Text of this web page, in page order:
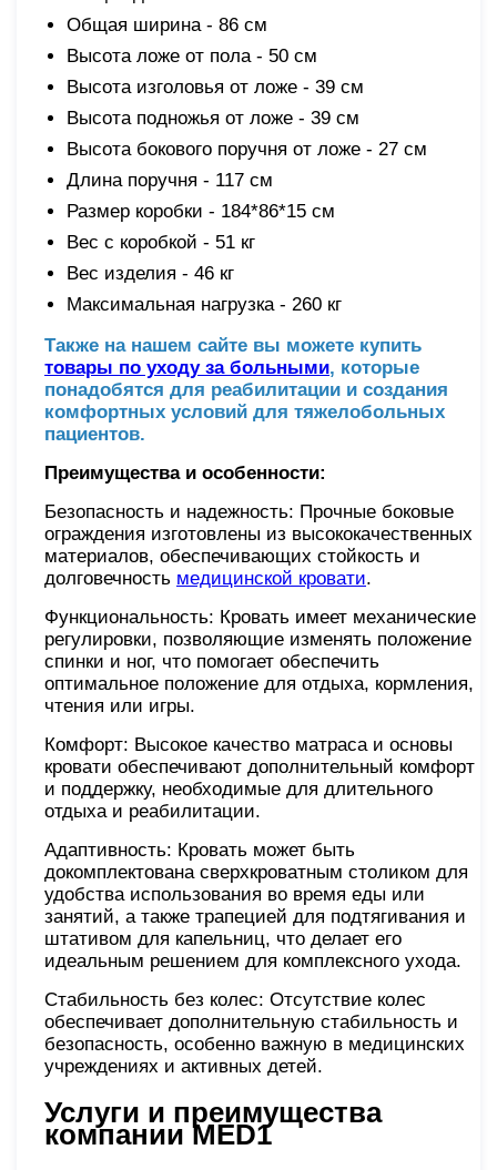
Общая ширина - 86 см
Высота ложе от пола - 50 см
Высота изголовья от ложе - 39 см
Высота подножья от ложе - 39 см
Высота бокового поручня от ложе - 27 см
Длина поручня - 117 см
Размер коробки - 184*86*15 см
Вес с коробкой - 51 кг
Вес изделия - 46 кг
Максимальная нагрузка - 260 кг
Также на нашем сайте вы можете купить
товары по уходу за больными, которые
понадобятся для реабилитации и создания
комфортных условий для тяжелобольных
пациентов.
Преимущества и особенности:
Безопасность и надежность: Прочные боковые
ограждения изготовлены из высококачественных
материалов, обеспечивающих стойкость и
долговечность медицинской кровати.
Функциональность: Кровать имеет механические
регулировки, позволяющие изменять положение
спинки и ног, что помогает обеспечить
оптимальное положение для отдыха, кормления,
чтения или игры.
Комфорт: Высокое качество матраса и основы
кровати обеспечивают дополнительный комфорт
и поддержку, необходимые для длительного
отдыха и реабилитации.
Адаптивность: Кровать может быть
докомплектована сверхкроватным столиком для
удобства использования во время еды или
занятий, а также трапецией для подтягивания и
штативом для капельниц, что делает его
идеальным решением для комплексного ухода.
Стабильность без колес: Отсутствие колес
обеспечивает дополнительную стабильность и
безопасность, особенно важную в медицинских
учреждениях и активных детей.
Услуги и преимущества
компании MED1